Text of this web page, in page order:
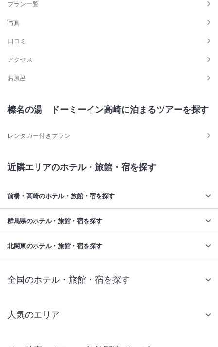
プラン一覧
写真
口コミ
アクセス
お風呂
榛名の湯 ドーミーイン高崎に泊まるツアーを探す
レンタカー付きプラン
近隣エリアのホテル・旅館・宿を探す
前橋・高崎のホテル・旅館・宿を探す
群馬県のホテル・旅館・宿を探す
北関東のホテル・旅館・宿を探す
全国のホテル・旅館・宿を探す
人気のエリア